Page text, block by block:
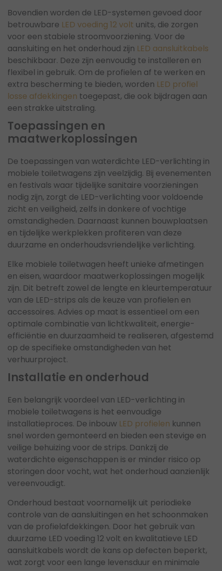
Bovendien worden de LED-systemen gevoed door
betrouwbare LED voeding 12 volt units, die zorgen
voor een stabiele stroomvoorziening. Voor de
aansluiting en het onderhoud zijn LED aansluitkabels
beschikbaar. Deze zijn eenvoudig te installeren en
flexibel in gebruik. Om de profielen af te werken en
extra bescherming te bieden, worden LED profiel
losse afdekkingen toegepast, die ook bijdragen aan
een strakke uitstraling.
Toepassingen en
maatwerkoplossingen
De toepassingen van waterdichte LED-verlichting in
mobiele toiletwagens zijn veelzijdig. Bij evenementen
en festivals waar tijdelijke sanitaire voorzieningen
nodig zijn, zorgt de LED-verlichting voor voldoende
zicht en veiligheid, zelfs in donkere of vochtige
omstandigheden. Daarnaast kunnen bouwplaatsen
en tijdelijke werkplekken profiteren van deze
duurzame en onderhoudsvriendelijke verlichting.
Elke mobiele toiletwagen heeft unieke afmetingen
en eisen, waardoor maatwerkoplossingen mogelijk
zijn. Dit betreft zowel de lengte en kleurtemperatuur
van de LED-strips als de keuze van profielen en
accessoires. Advies op maat is essentieel om een
optimale combinatie van lichtkwaliteit, energie-
efficiëntie en duurzaamheid te realiseren, afgestemd
op de specifieke omstandigheden van het
verhuurproject.
Installatie en onderhoud
Een belangrijk voordeel van LED-verlichting in
mobiele toiletwagens is het eenvoudige
installatieproces. De inbouw LED profielen kunnen
snel worden gemonteerd en bieden een stevige en
veilige behuizing voor de strips. Dankzij de
waterdichte eigenschappen is er minder risico op
storingen door vocht, wat het onderhoud aanzienlijk
vereenvoudigt.
Onderhoud bestaat voornamelijk uit periodieke
controle van de aansluitingen en het schoonmaken
van de profielafdekkingen. Door het gebruik van
duurzame LED voeding 12 volt en kwalitatieve LED
aansluitkabels wordt de kans op defecten beperkt,
wat zorgt voor een lange levensduur en minimale